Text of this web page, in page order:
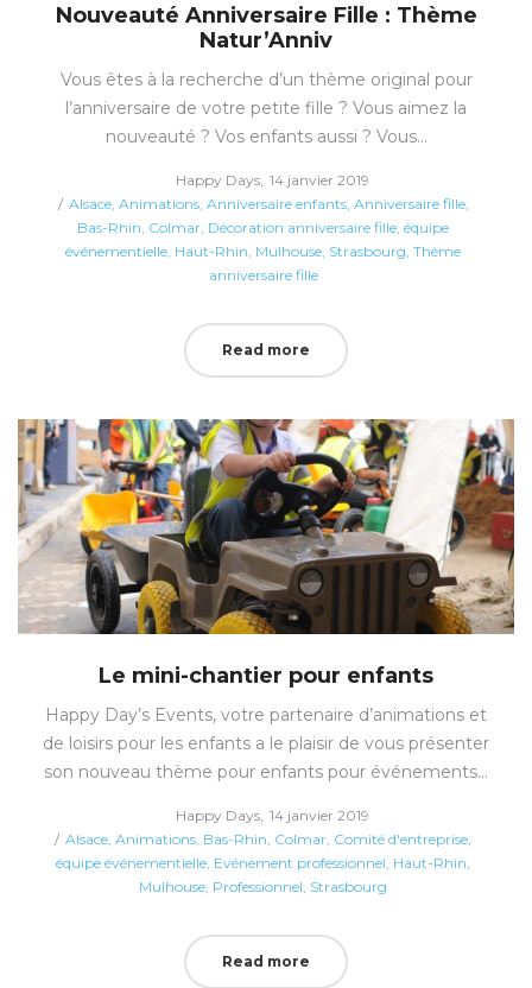
Nouveauté Anniversaire Fille : Thème
Natur’Anniv
Vous êtes à la recherche d’un thème original pour
l’anniversaire de votre petite fille ? Vous aimez la
nouveauté ? Vos enfants aussi ? Vous…
Happy Days Posted
on
14 janvier 2019
Posted
in
Alsace Animations Anniversaire enfants Anniversaire fille
Bas-Rhin Colmar Décoration anniversaire fille équipe
événementielle Haut-Rhin Mulhouse Strasbourg Thème
anniversaire fille
Read more
Le mini-chantier pour enfants
Happy Day’s Events, votre partenaire d’animations et
de loisirs pour les enfants a le plaisir de vous présenter
son nouveau thème pour enfants pour événements…
Happy Days Posted
on
14 janvier 2019
Posted
in
Alsace Animations Bas-Rhin Colmar Comité d'entreprise
équipe événementielle Evénement professionnel Haut-Rhin
Mulhouse Professionnel Strasbourg
Read more